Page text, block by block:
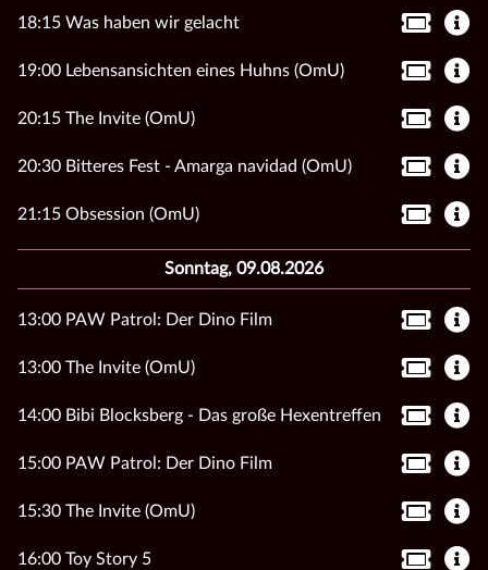
18:15 Was haben wir gelacht
19:00 Lebensansichten eines Huhns (OmU)
20:15 The Invite (OmU)
20:30 Bitteres Fest - Amarga navidad (OmU)
21:15 Obsession (OmU)
Sonntag, 09.08.2026
13:00 PAW Patrol: Der Dino Film
13:00 The Invite (OmU)
14:00 Bibi Blocksberg - Das große Hexentreffen
15:00 PAW Patrol: Der Dino Film
15:30 The Invite (OmU)
16:00 Toy Story 5